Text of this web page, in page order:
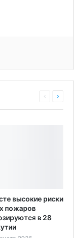
высокие риски
пожаров
в 28